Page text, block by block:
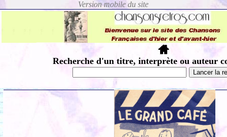
Recherche d'un titre, interprète ou auteur